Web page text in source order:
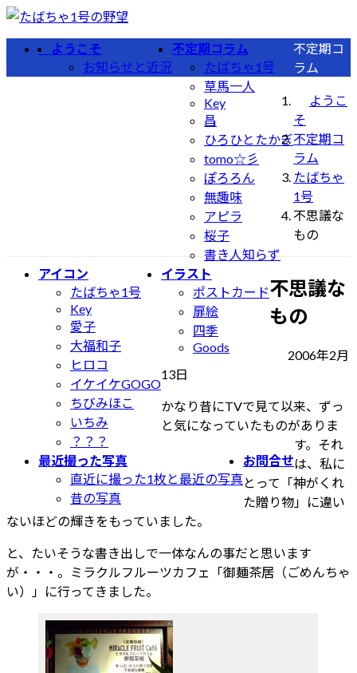
コ
ン
ン
ナ
ビ
ー
ようこそ
お知らせと近況
不定期コラム
たばちゃ1号
草馬一人
Key
昌
ひろひとたかぎ
tomo☆彡
ぽろろん
無趣味
アピラ
桜子
書き人知らず
アイコン
たばちゃ1号
Key
愛子
大福和子
ヒロコ
イケイケGOGO
ちびみほこ
いちみ
？？？
イラスト
ポストカード
扉絵
四季
Goods
最近撮った写真
直近に撮った1枚と最近の写真
昔の写真
お問合せ
不定期コ
ラム
ようこ
そ
不定期コ
ラム
たばちゃ
1号
不思議な
もの
不思議な
もの
2006年2月
13日
更
新
:
かなり昔にTVで見て以来、ずっ
と気になっていたものがありま
す。それ
は、私に
とって「神がくれ
た贈り物」に違い
ないほどの輝きをもっていました。
と、たいそうな書き出しで一体なんの事だと思います
が・・・。ミラクルフルーツカフェ「御麺茶居（ごめんちゃ
い）」に行ってきました。